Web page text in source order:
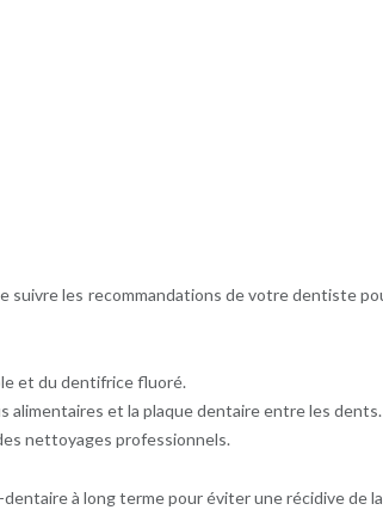
les recommandations de votre dentiste
et du dentifrice fluoré.
alimentaires et la plaque dentaire entre les dents.
nettoyages professionnels.
à long terme pour éviter une récidive de